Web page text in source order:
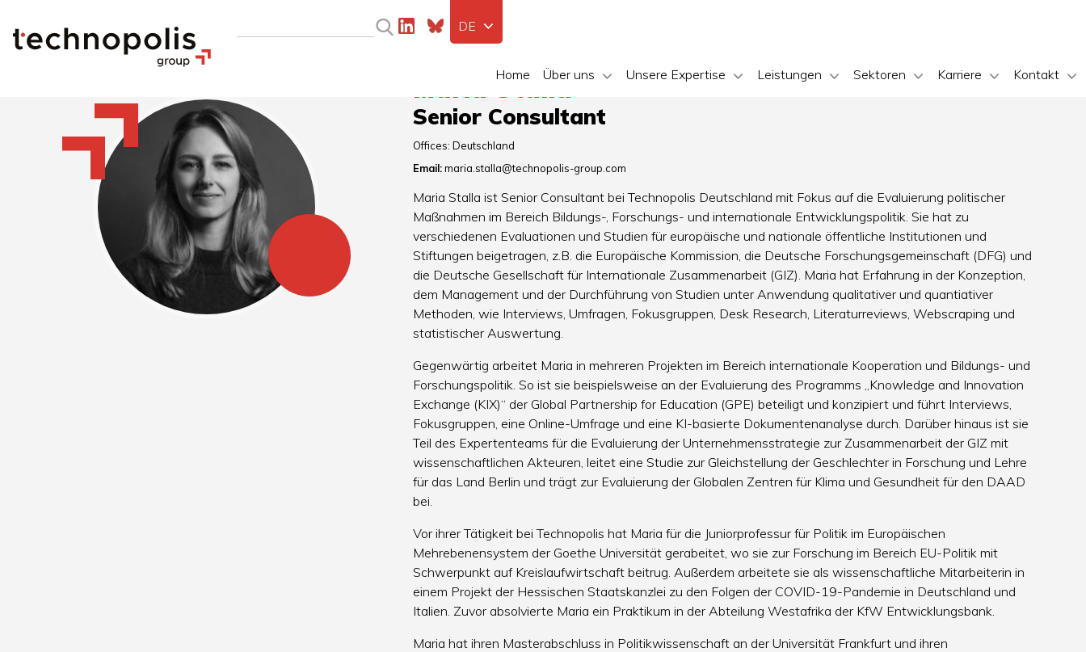
Home Über uns Unsere Expertise Leistungen Sektoren Karriere Kontakt
DE
Maria Stalla
Senior Consultant
Offices: Deutschland
Email: maria.stalla@technopolis-group.com
Maria Stalla ist Senior Consultant bei Technopolis Deutschland mit Fokus auf die Evaluierung politischer
Maßnahmen im Bereich Bildungs-, Forschungs- und internationale Entwicklungspolitik. Sie hat zu
verschiedenen Evaluationen und Studien für europäische und nationale öffentliche Institutionen und
Stiftungen beigetragen, z.B. die Europäische Kommission, die Deutsche Forschungsgemeinschaft (DFG) und
die Deutsche Gesellschaft für Internationale Zusammenarbeit (GIZ). Maria hat Erfahrung in der Konzeption,
dem Management und der Durchführung von Studien unter Anwendung qualitativer und quantiativer
Methoden, wie Interviews, Umfragen, Fokusgruppen, Desk Research, Literaturreviews, Webscraping und
statistischer Auswertung.
Gegenwärtig arbeitet Maria in mehreren Projekten im Bereich internationale Kooperation und Bildungs- und
Forschungspolitik. So ist sie beispielsweise an der Evaluierung des Programms „Knowledge and Innovation
Exchange (KIX)“ der Global Partnership for Education (GPE) beteiligt und konzipiert und führt Interviews,
Fokusgruppen, eine Online-Umfrage und eine KI-basierte Dokumentenanalyse durch. Darüber hinaus ist sie
Teil des Expertenteams für die Evaluierung der Unternehmensstrategie zur Zusammenarbeit der GIZ mit
wissenschaftlichen Akteuren, leitet eine Studie zur Gleichstellung der Geschlechter in Forschung und Lehre
für das Land Berlin und trägt zur Evaluierung der Globalen Zentren für Klima und Gesundheit für den DAAD
bei.
Vor ihrer Tätigkeit bei Technopolis hat Maria für die Juniorprofessur für Politik im Europäischen
Mehrebenensystem der Goethe Universität gerabeitet, wo sie zur Forschung im Bereich EU-Politik mit
Schwerpunkt auf Kreislaufwirtschaft beitrug. Außerdem arbeitete sie als wissenschaftliche Mitarbeiterin in
einem Projekt der Hessischen Staatskanzlei zu den Folgen der COVID-19-Pandemie in Deutschland und
Italien. Zuvor absolvierte Maria ein Praktikum in der Abteilung Westafrika der KfW Entwicklungsbank.
Maria hat ihren Masterabschluss in Politikwissenschaft an der Universität Frankfurt und ihren